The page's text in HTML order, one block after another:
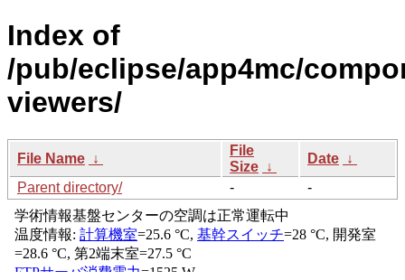
Index of
/pub/eclipse/app4mc/
viewers/
File Name ↓
File
Size ↓
Date ↓
Parent directory/
- -